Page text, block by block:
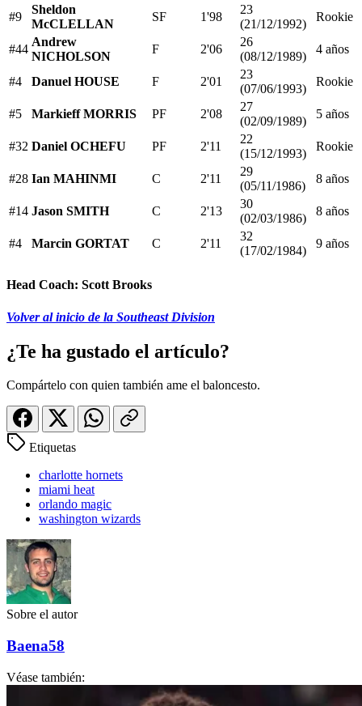
#9
Sheldon
McCLELLAN
SF 1'98
23
(21/12/1992)
Rookie
#44
Andrew
NICHOLSON
F 2'06
26
(08/12/1989)
4 años
#4 Danuel HOUSE F 2'01
23
(07/06/1993)
Rookie
#5 Markieff MORRIS PF 2'08
27
(02/09/1989)
5 años
#32 Daniel OCHEFU PF 2'11
22
(15/12/1993)
Rookie
#28 Ian MAHINMI C 2'11
29
(05/11/1986)
8 años
#14 Jason SMITH C 2'13
30
(02/03/1986)
8 años
#4 Marcin GORTAT C 2'11
32
(17/02/1984)
9 años
Head Coach: Scott Brooks
Volver al inicio de la Southeast Division
¿Te ha gustado el artículo?
Compártelo con quien también ame el baloncesto.
Etiquetas
charlotte hornets
miami heat
orlando magic
washington wizards
Sobre el autor
Baena58
Véase también: